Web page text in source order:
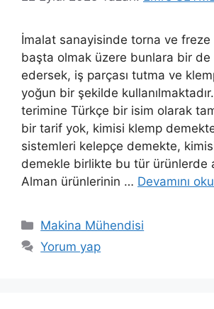
İmalat sanayisinde torna ve freze
başta olmak üzere bunlara bir de
edersek, iş parçası tutma ve
yoğun bir şekilde
terimine Türkçe bir isim olarak
bir tarif yok, kimisi klemp
sistemleri kelepçe demekte,
demekle birlikte bu tür ürünlerde
Alman ürünlerinin … Devamını
Kategoriler
Makina Mühendisi
Yorum yap